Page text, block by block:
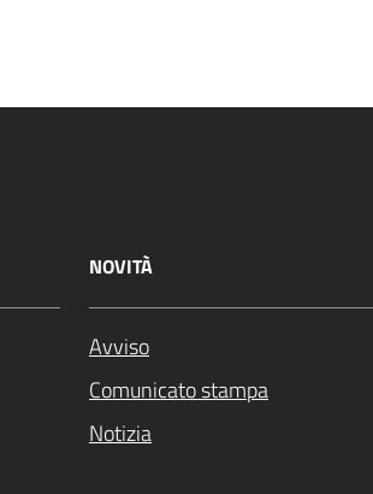
NOVITÀ
Avviso
Comunicato stampa
Notizia